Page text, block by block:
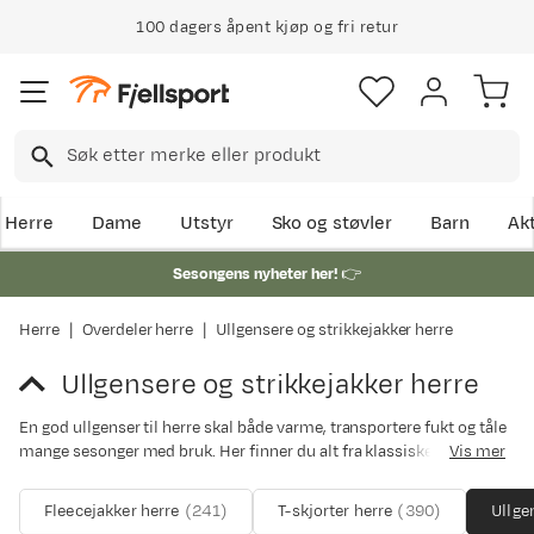
100 dagers åpent kjøp og fri retur
Herre Dame Utstyr Sko og støvler Barn
Sesongens nyheter her!👉
Herre Overdeler herre Ullgensere og strikkejakker herre
Ullgensere og strikkejakker herre
En god ullgenser til herre skal både varme, transportere fukt og tåle
mange sesonger med bruk. Her finner du alt fra klassiske ullgensere
skogstur, pendling og kalde dager utendørs.
Vis mer
Fleecejakker herre (241) T-skjorter herre (390)